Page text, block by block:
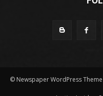
© Newspaper WordPress